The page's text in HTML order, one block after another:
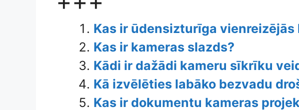
Kas ir ūdensizturīga vienreizējās
Kas ir kameras slazds?
Kādi ir dažādi kameru sīkrīku
Kā izvēlēties labāko bezvadu
Kas ir dokumentu kameras